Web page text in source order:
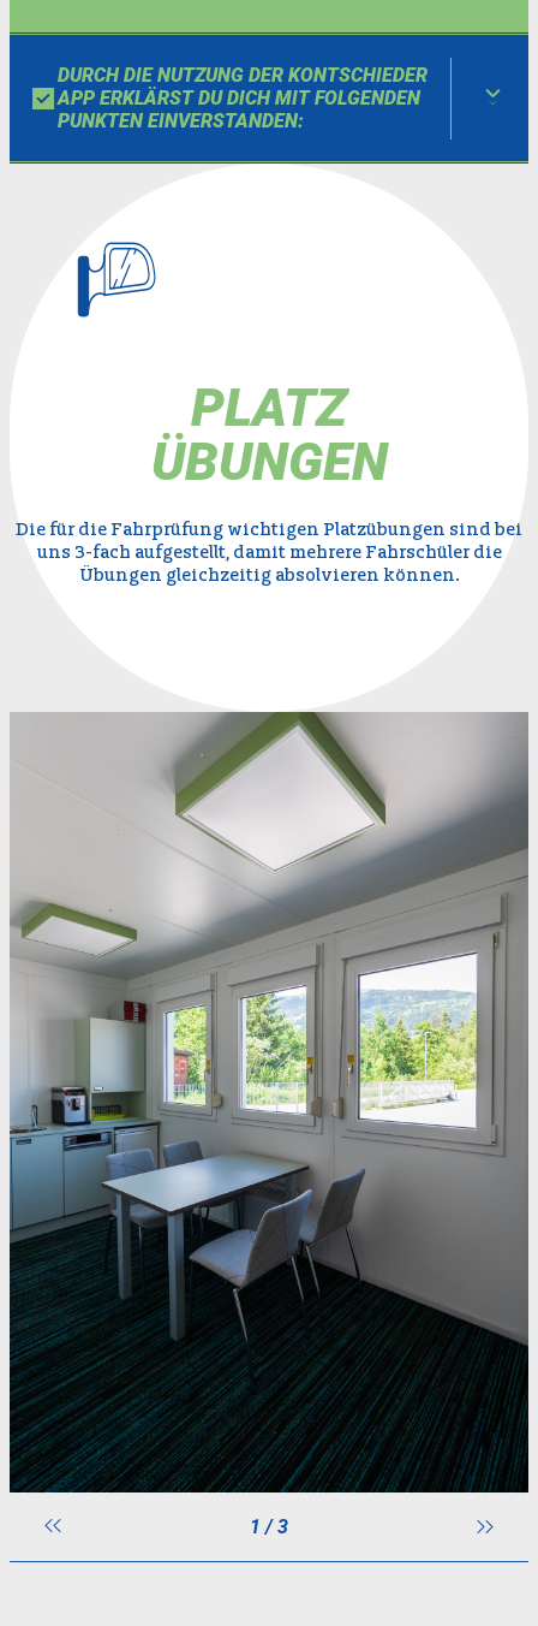
DURCH DIE NUTZUNG DER KONTSCHIEDER
APP ERKLÄRST DU DICH MIT FOLGENDEN
PUNKTEN EINVERSTANDEN:
PLATZ
ÜBUNGEN
Die für die Fahrprüfung wichtigen Platzübungen sind bei
uns 3-fach aufgestellt, damit mehrere Fahrschüler die
Übungen gleichzeitig absolvieren können.
1 / 3